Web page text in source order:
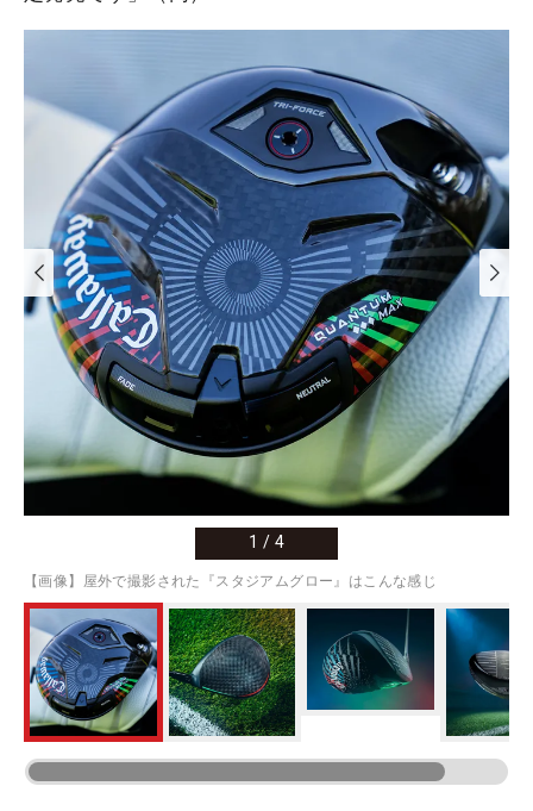
1 / 4
【画像】屋外で撮影された『スタジアムグロー』はこんな感じ